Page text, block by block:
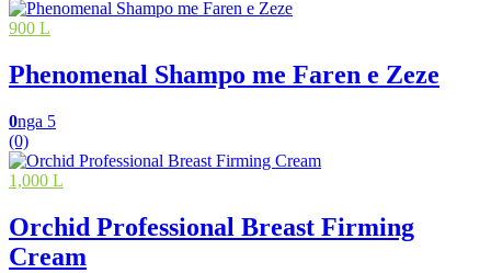
900 L
Phenomenal Shampo me Faren e Zeze
0nga 5
(0)
1,000 L
Orchid Professional Breast Firming
Cream